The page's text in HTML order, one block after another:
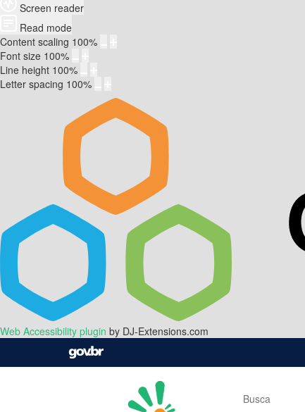
Screen reader
Read mode
Content scaling 100%
Font size 100%
Line height 100%
Letter spacing 100%
Web Accessibility plugin by DJ-Extensions.com